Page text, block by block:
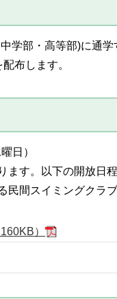
学部・高等部)に通学
布します。
日）
す。以下の開放日
間スイミングクラブ
）